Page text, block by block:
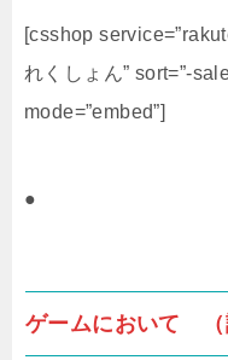
[csshop
れくしょん” sort=”-
mode=”embed”]
●
ゲームにおいて （